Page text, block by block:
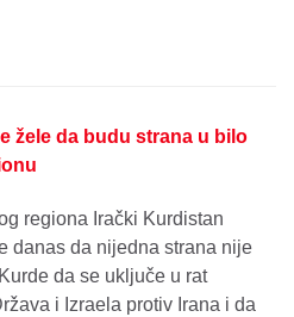
žele da budu strana u bilo
regiona Irački Kurdistan
danas da nijedna strana nije
da se uključe u rat
i Izraela protiv Irana i da